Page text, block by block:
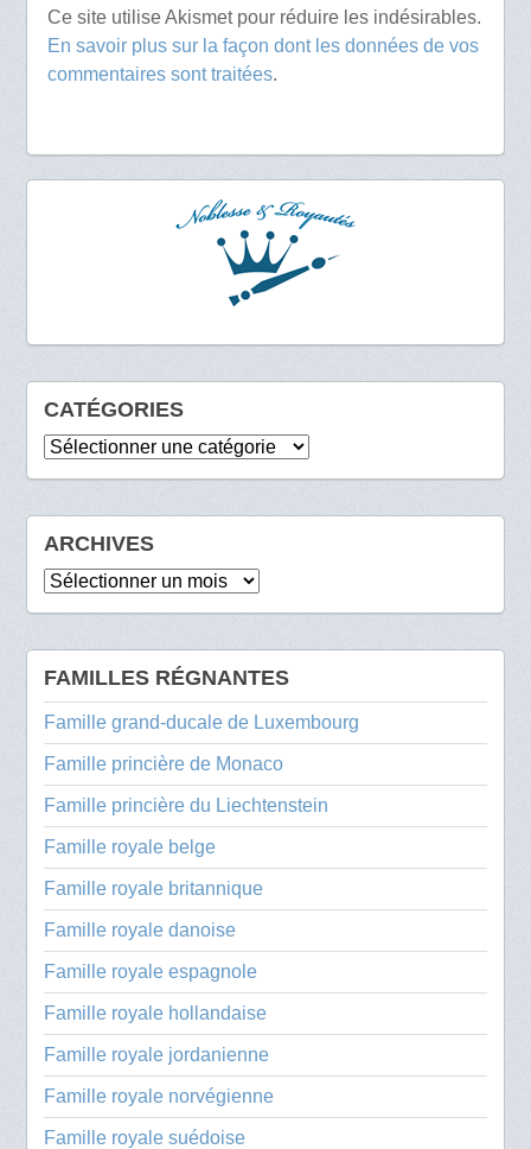
Ce site utilise Akismet pour réduire les indésirables.
En savoir plus sur la façon dont les données de vos
commentaires sont traitées.
CATÉGORIES
Catégories
ARCHIVES
Archives
FAMILLES RÉGNANTES
Famille grand-ducale de Luxembourg
Famille princière de Monaco
Famille princière du Liechtenstein
Famille royale belge
Famille royale britannique
Famille royale danoise
Famille royale espagnole
Famille royale hollandaise
Famille royale jordanienne
Famille royale norvégienne
Famille royale suédoise